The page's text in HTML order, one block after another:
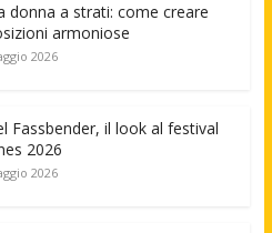
donna a strati: come creare
armoniose
2026
Fassbender, il look al festival
2026
2026